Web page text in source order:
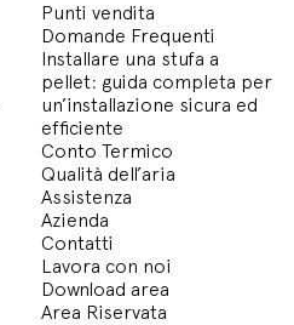
Punti vendita
Domande Frequenti
Installare una stufa a
pellet: guida completa per
un’installazione sicura ed
efficiente
Conto Termico
Qualità dell’aria
Assistenza
Azienda
Contatti
Lavora con noi
Download area
Area Riservata